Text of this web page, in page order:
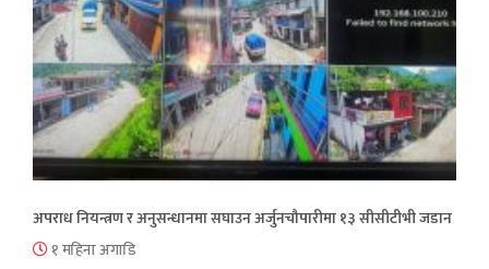
अपराध नियन्त्रण र अनुसन्धानमा सघाउन अर्जुनचौपारीमा १३ सीसीटीभी जडान
१ महिना अगाडि